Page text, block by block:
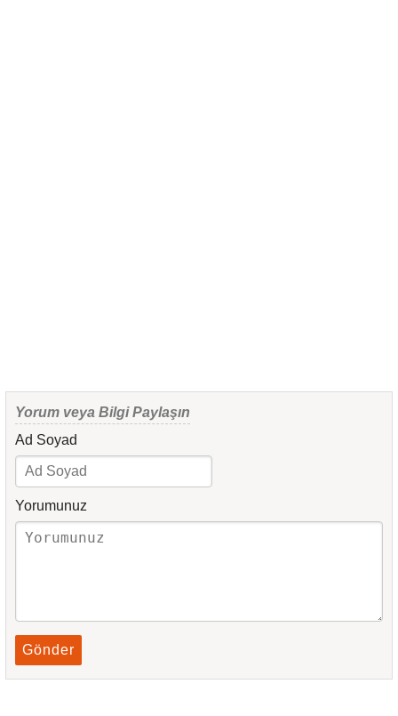
Yorum veya Bilgi Paylaşın
Ad Soyad
Yorumunuz
Gönder